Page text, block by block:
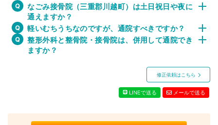
なごみ接骨院（三重郡川越町）は土日祝日や夜に
通えますか？
軽いむちうちなのですが、通院すべきですか？
整形外科と整骨院・接骨院は、併用して通院でき
ますか？
修正依頼はこちら
LINEで送る メールで送る